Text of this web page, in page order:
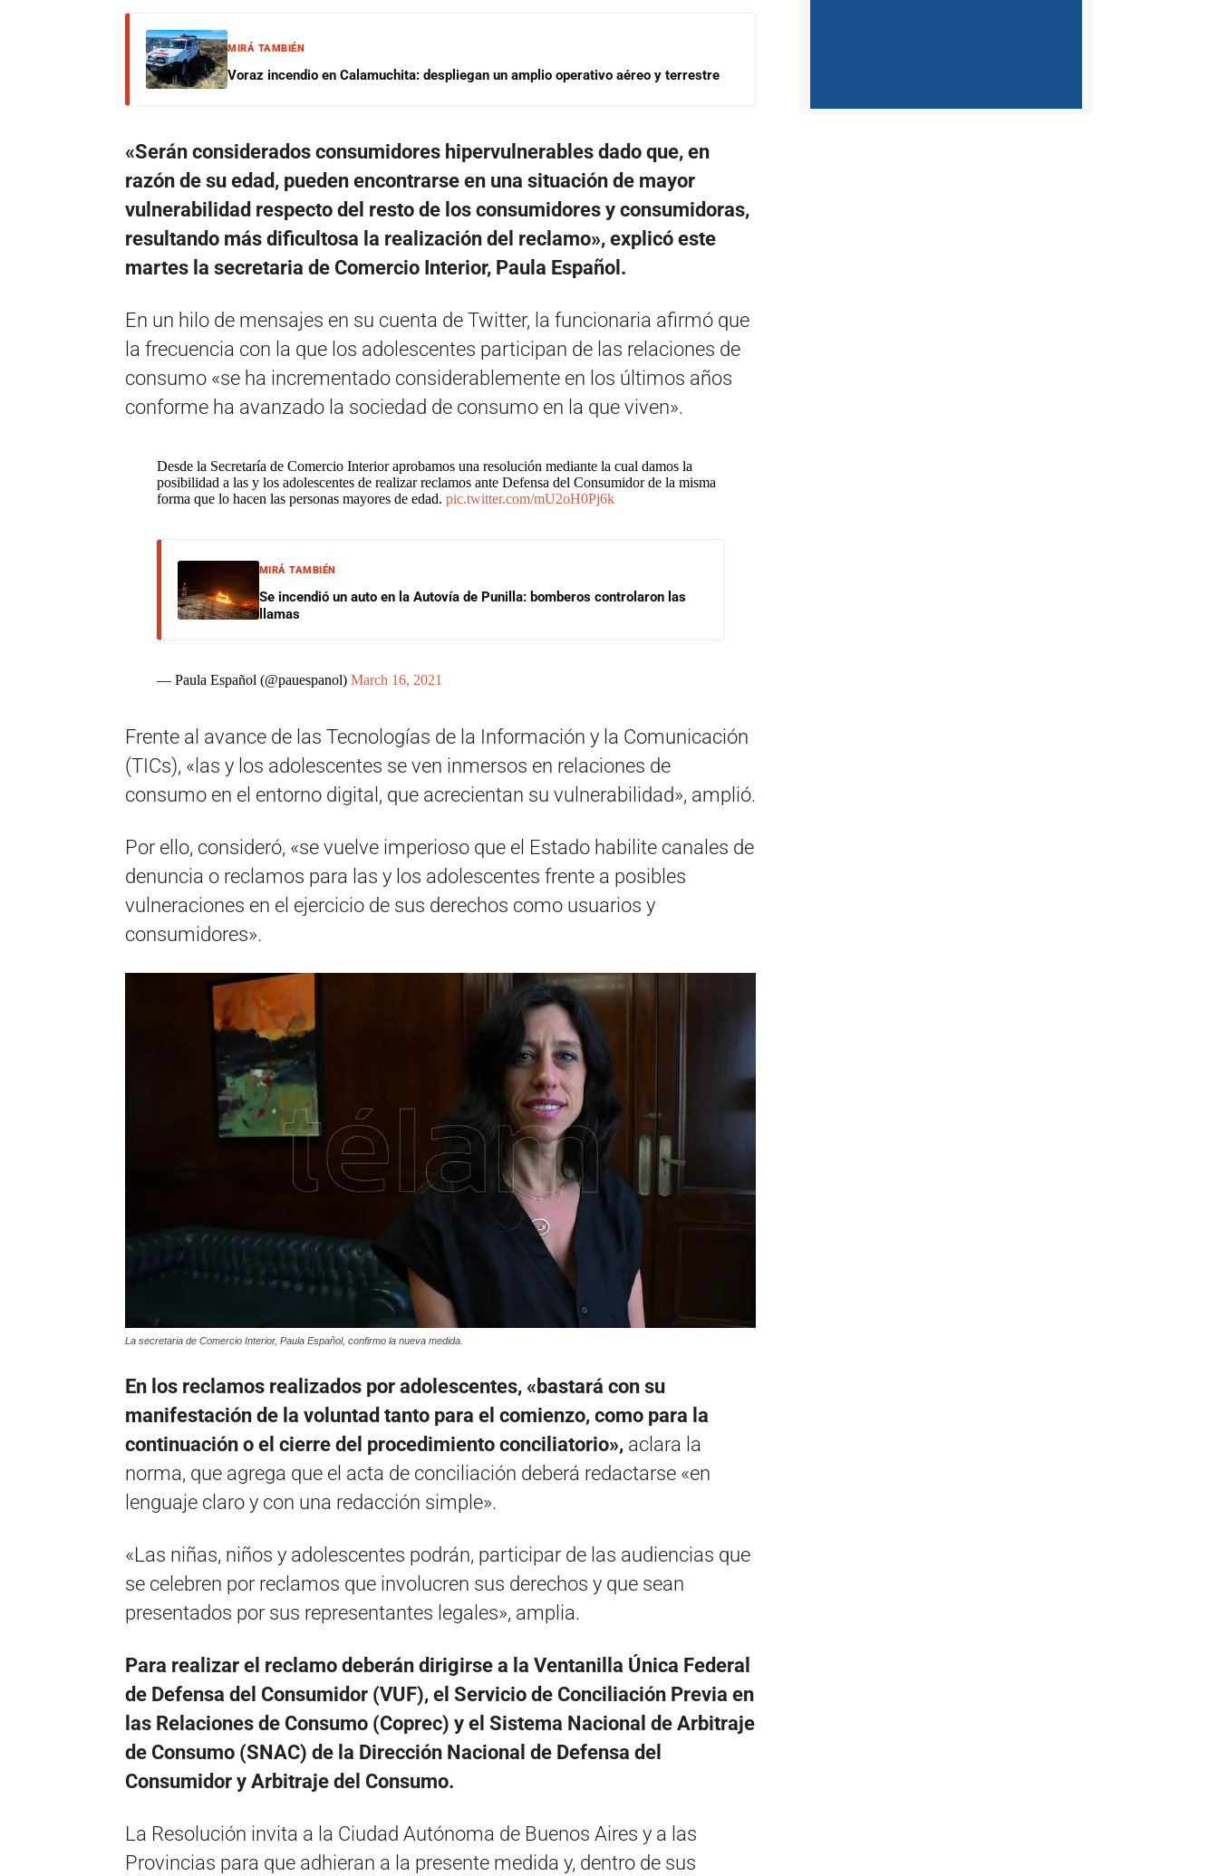
MIRÁ TAMBIÉN
Voraz incendio en Calamuchita: despliegan un amplio operativo aéreo y terrestre
«Serán considerados consumidores hipervulnerables dado que, en
razón de su edad, pueden encontrarse en una situación de mayor
vulnerabilidad respecto del resto de los consumidores y consumidoras,
resultando más dificultosa la realización del reclamo», explicó este
martes la secretaria de Comercio Interior, Paula Español.
En un hilo de mensajes en su cuenta de Twitter, la funcionaria afirmó que
la frecuencia con la que los adolescentes participan de las relaciones de
consumo «se ha incrementado considerablemente en los últimos años
conforme ha avanzado la sociedad de consumo en la que viven».
Desde la Secretaría de Comercio Interior aprobamos una resolución mediante la cual damos la
posibilidad a las y los adolescentes de realizar reclamos ante Defensa del Consumidor de la misma
forma que lo hacen las personas mayores de edad. pic.twitter.com/mU2oH0Pj6k
MIRÁ TAMBIÉN
Se incendió un auto en la Autovía de Punilla: bomberos controlaron las
llamas
— Paula Español (@pauespanol) March 16, 2021
Frente al avance de las Tecnologías de la Información y la Comunicación
(TICs), «las y los adolescentes se ven inmersos en relaciones de
consumo en el entorno digital, que acrecientan su vulnerabilidad», amplió.
Por ello, consideró, «se vuelve imperioso que el Estado habilite canales de
denuncia o reclamos para las y los adolescentes frente a posibles
vulneraciones en el ejercicio de sus derechos como usuarios y
consumidores».
La secretaria de Comercio Interior, Paula Español, confirmo la nueva medida.
En los reclamos realizados por adolescentes, «bastará con su
manifestación de la voluntad tanto para el comienzo, como para la
continuación o el cierre del procedimiento conciliatorio», aclara la
norma, que agrega que el acta de conciliación deberá redactarse «en
lenguaje claro y con una redacción simple».
«Las niñas, niños y adolescentes podrán, participar de las audiencias que
se celebren por reclamos que involucren sus derechos y que sean
presentados por sus representantes legales», amplia.
Para realizar el reclamo deberán dirigirse a la Ventanilla Única Federal
de Defensa del Consumidor (VUF), el Servicio de Conciliación Previa en
las Relaciones de Consumo (Coprec) y el Sistema Nacional de Arbitraje
de Consumo (SNAC) de la Dirección Nacional de Defensa del
Consumidor y Arbitraje del Consumo.
La Resolución invita a la Ciudad Autónoma de Buenos Aires y a las
Provincias para que adhieran a la presente medida y, dentro de sus